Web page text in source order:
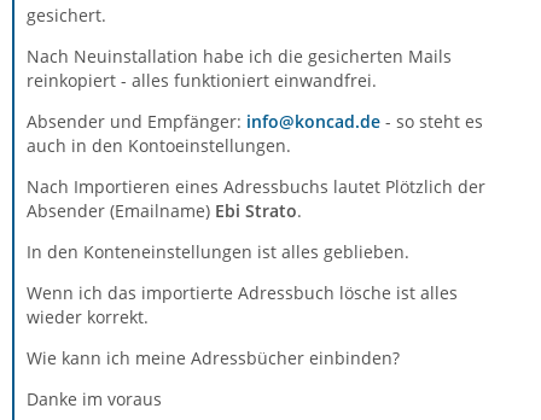
gesichert.
Nach Neuinstallation habe ich die gesicherten Mails
reinkopiert - alles funktioniert einwandfrei.
Absender und Empfänger: info@koncad.de - so steht es
auch in den Kontoeinstellungen.
Nach Importieren eines Adressbuchs lautet Plötzlich der
Absender (Emailname) Ebi Strato.
In den Konteneinstellungen ist alles geblieben.
Wenn ich das importierte Adressbuch lösche ist alles
wieder korrekt.
Wie kann ich meine Adressbücher einbinden?
Danke im voraus